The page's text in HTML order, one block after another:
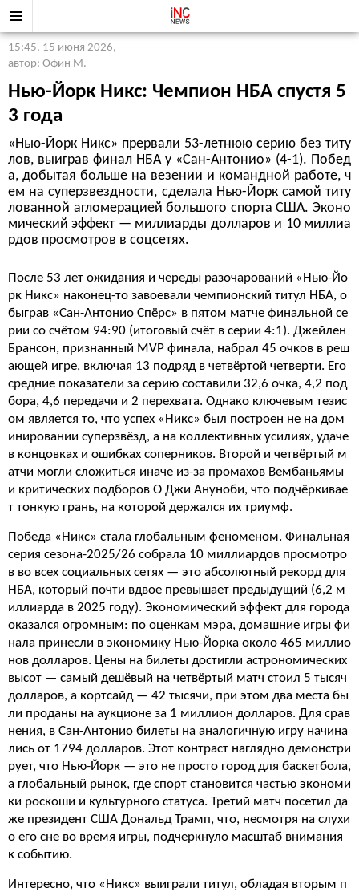
15:45, 15 июня 2026,
автор: Офин М.
Нью-Йорк Никс: Чемпион НБА спустя 5
3 года
«Нью-Йорк Никс» прервали 53-летнюю серию без титу
лов, выиграв финал НБА у «Сан-Антонио» (4-1). Побед
а, добытая больше на везении и командной работе, ч
ем на суперзвездности, сделала Нью-Йорк самой титу
лованной агломерацией большого спорта США. Эконо
мический эффект — миллиарды долларов и 10 миллиа
рдов просмотров в соцсетях.
После 53 лет ожидания и череды разочарований «Нью-Йо
рк Никс» наконец-то завоевали чемпионский титул НБА, о
быграв «Сан-Антонио Спёрс» в пятом матче финальной се
рии со счётом 94:90 (итоговый счёт в серии 4:1). Джейлен
Брансон, признанный MVP финала, набрал 45 очков в реш
ающей игре, включая 13 подряд в четвёртой четверти. Его
средние показатели за серию составили 32,6 очка, 4,2 под
бора, 4,6 передачи и 2 перехвата. Однако ключевым тезис
ом является то, что успех «Никс» был построен не на дом
инировании суперзвёзд, а на коллективных усилиях, удаче
в концовках и ошибках соперников. Второй и четвёртый м
атчи могли сложиться иначе из-за промахов Вембаньямы
и критических подборов О Джи Ануноби, что подчёркивае
т тонкую грань, на которой держался их триумф.
Победа «Никс» стала глобальным феноменом. Финальная
серия сезона-2025/26 собрала 10 миллиардов просмотро
в во всех социальных сетях — это абсолютный рекорд для
НБА, который почти вдвое превышает предыдущий (6,2 м
иллиарда в 2025 году). Экономический эффект для города
оказался огромным: по оценкам мэра, домашние игры фи
нала принесли в экономику Нью-Йорка около 465 миллио
нов долларов. Цены на билеты достигли астрономических
высот — самый дешёвый на четвёртый матч стоил 5 тысяч
долларов, а кортсайд — 42 тысячи, при этом два места бы
ли проданы на аукционе за 1 миллион долларов. Для срав
нения, в Сан-Антонио билеты на аналогичную игру начина
лись от 1794 долларов. Этот контраст наглядно демонстри
рует, что Нью-Йорк — это не просто город для баскетбола,
а глобальный рынок, где спорт становится частью экономи
ки роскоши и культурного статуса. Третий матч посетил да
же президент США Дональд Трамп, что, несмотря на слухи
о его сне во время игры, подчеркнуло масштаб внимания
к событию.
Интересно, что «Никс» выиграли титул, обладая вторым п